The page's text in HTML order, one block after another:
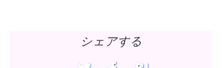
シェアする